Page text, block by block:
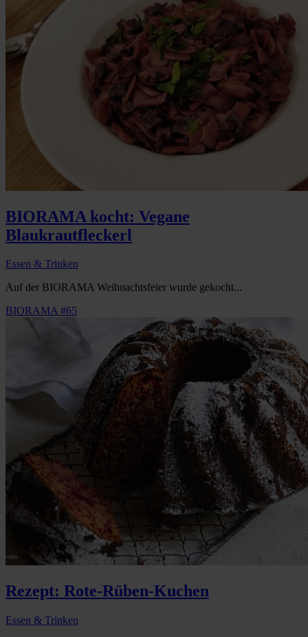
BIORAMA kocht: Vegane
Blaukrautfleckerl
Essen & Trinken
Auf der BIORAMA Weihnachtsfeier wurde gekocht...
BIORAMA #65
Rezept: Rote-Rüben-Kuchen
Essen & Trinken